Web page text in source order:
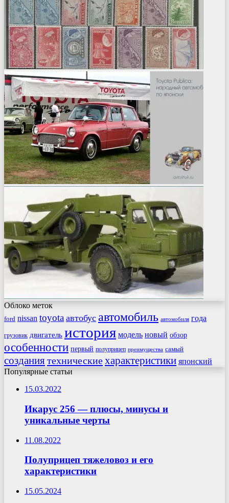
Облоко меток
ford nissan toyota автобус автомобиль автомобиля года
грузовик двигатель история модель новый обзор
особенности первый полуприцеп преимущества самый
созданиятехническиехарактеристики японский
Популярные статьи
15.03.2022
Икарус 256 — плюсы, минусы и
уникальные черты
11.08.2022
Полуприцеп тяжеловоз и его
характеристики
15.05.2024